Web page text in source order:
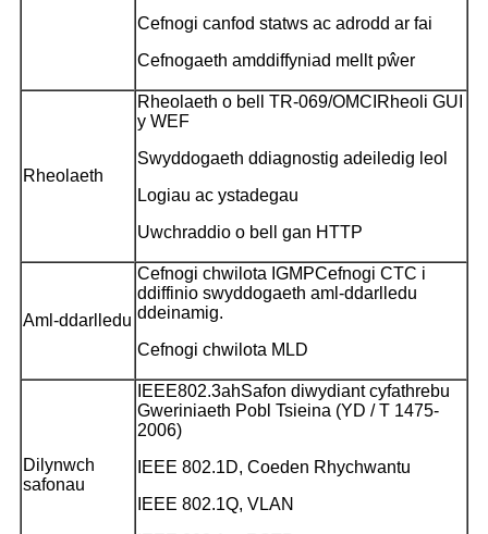
Cefnogi canfod statws ac adrodd ar fai
Cefnogaeth amddiffyniad mellt pŵer
Rheolaeth
Rheolaeth o bell TR-069/OMCI Rheoli GUI
y WEF
Swyddogaeth ddiagnostig adeiledig leol
Logiau ac ystadegau
Uwchraddio o bell gan HTTP
Aml-ddarlledu
Cefnogi chwilota IGMPCefnogi CTC i
ddiffinio swyddogaeth aml-ddarlledu
ddeinamig.
Cefnogi chwilota MLD
Dilynwch
safonau
IEEE802.3ahSafon diwydiant cyfathrebu
Gweriniaeth Pobl Tsieina (YD / T 1475-
2006)
IEEE 802.1D, Coeden Rhychwantu
IEEE 802.1Q, VLAN